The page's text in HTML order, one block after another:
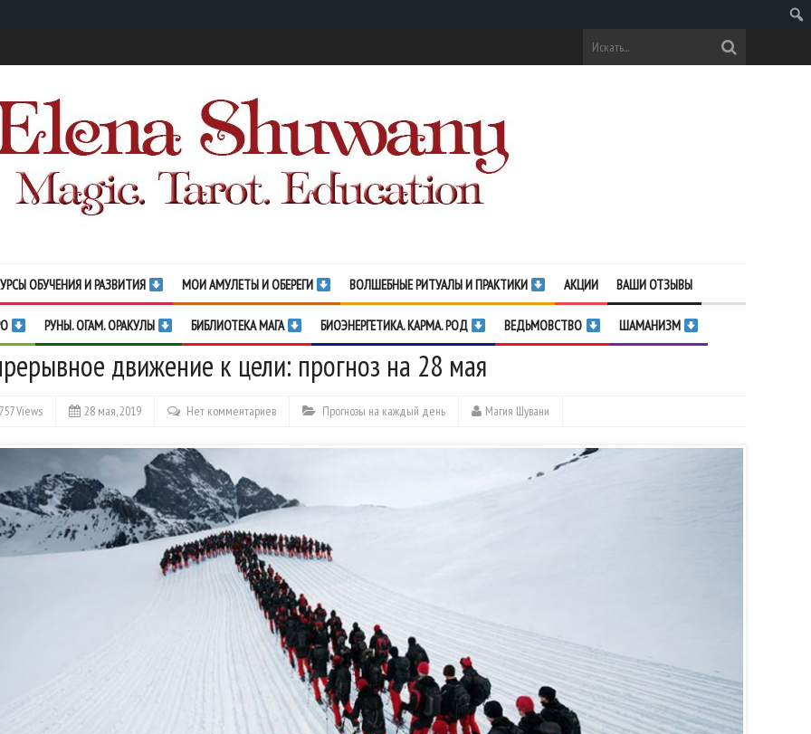
ОБУЧЕНИЯ И РАЗВИТИЯ МОИ АМУЛЕТЫ И ОБЕРЕГИ ВОЛШЕБНЫЕ РИТУАЛЫ И ПРАКТИКИ АКЦИИ ВАШИ ОТЗЫВЫ
РУНЫ. ОГАМ. ОРАКУЛЫ БИБЛИОТЕКА МАГА БИОЭНЕРГЕТИКА. КАРМА. РОД ВЕДЬМОВСТВО ШАМАНИЗМ
движение к цели: прогноз на 28 мая
Views 28 мая, 2019 Нет комментариев Прогнозы на каждый день Магия Шувани